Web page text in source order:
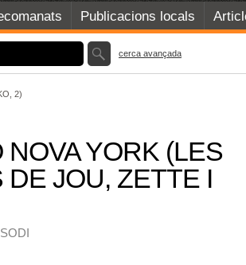
Publicacions locals
cerca avançada
2)
YORK (LES
JOU, ZETTE I